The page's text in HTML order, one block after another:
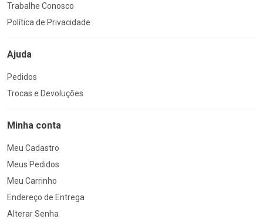
Trabalhe Conosco
Política de Privacidade
Ajuda
Pedidos
Trocas e Devoluções
Minha conta
Meu Cadastro
Meus Pedidos
Meu Carrinho
Endereço de Entrega
Alterar Senha